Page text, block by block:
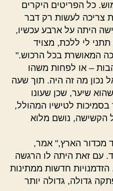
כל הפריטים היקרים
צריכה לעשות רק דבר
היתה על ארבע עכשיו,
לי ללכת, מצויד
המאושרת בכל הרכוש."
– או לפחות משהו
מה זה היה. תוך שעה
שיער, שכן שעונו
לטישיו המהולל,
הקשישה, נושם מלוא
מכדור הארץ," אמר,
עם זאת היתה לו הרגשה
חדשות ממתינות
גדולה, גדולה יותר